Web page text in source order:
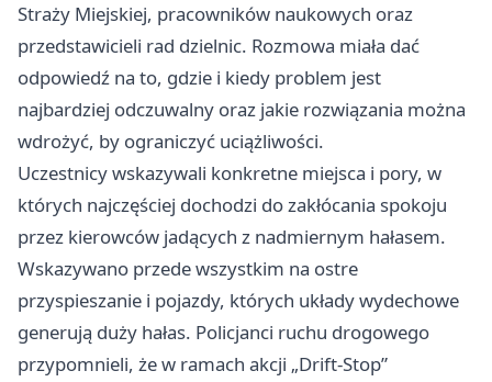
Straży Miejskiej, pracowników naukowych oraz
przedstawicieli rad dzielnic. Rozmowa miała dać
odpowiedź na to, gdzie i kiedy problem jest
najbardziej odczuwalny oraz jakie rozwiązania można
wdrożyć, by ograniczyć uciążliwości.
Uczestnicy wskazywali konkretne miejsca i pory, w
których najczęściej dochodzi do zakłócania spokoju
przez kierowców jadących z nadmiernym hałasem.
Wskazywano przede wszystkim na ostre
przyspieszanie i pojazdy, których układy wydechowe
generują duży hałas. Policjanci ruchu drogowego
przypomnieli, że w ramach akcji „Drift-Stop”